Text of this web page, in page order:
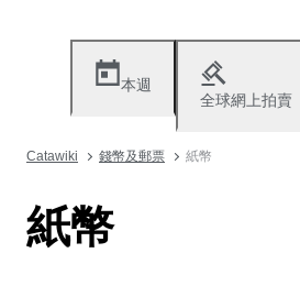
本週
全球網上拍賣
Catawiki 錢幣及郵票 紙幣
紙幣